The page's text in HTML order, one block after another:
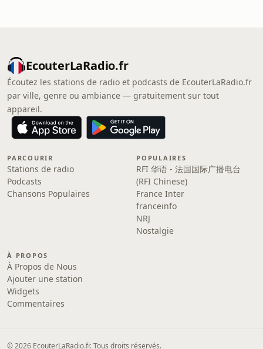
EcouterLaRadio.fr
Écoutez les stations de radio et podcasts de EcouterLaRadio.fr
par ville, genre ou ambiance — gratuitement sur tout
appareil.
PARCOURIR
Stations de radio
Podcasts
Chansons Populaires
POPULAIRES
RFI 华语 - 法国国际广播电台
(RFI Chinese)
France Inter
franceinfo
NRJ
Nostalgie
À PROPOS
À Propos de Nous
Ajouter une station
Widgets
Commentaires
© 2026 EcouterLaRadio.fr. Tous droits réservés.